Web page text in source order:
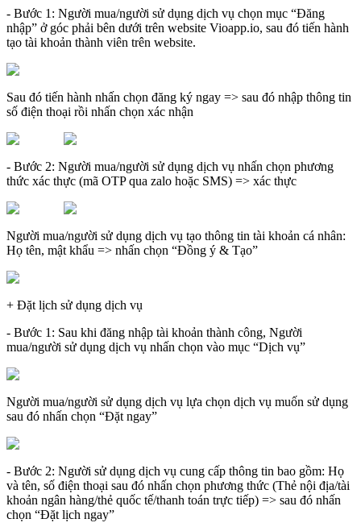
- Bước 1: Người mua/người sử dụng dịch vụ chọn mục “Đăng
nhập” ở góc phải bên dưới trên website Vioapp.io, sau đó tiến hành
tạo tài khoản thành viên trên website.
Sau đó tiến hành nhấn chọn đăng ký ngay => sau đó nhập thông tin
số điện thoại rồi nhấn chọn xác nhận
- Bước 2: Người mua/người sử dụng dịch vụ nhấn chọn phương
thức xác thực (mã OTP qua zalo hoặc SMS) => xác thực
Người mua/người sử dụng dịch vụ tạo thông tin tài khoản cá nhân:
Họ tên, mật khẩu => nhấn chọn “Đồng ý & Tạo”
+ Đặt lịch sử dụng dịch vụ
- Bước 1: Sau khi đăng nhập tài khoản thành công, Người
mua/người sử dụng dịch vụ nhấn chọn vào mục “Dịch vụ”
Người mua/người sử dụng dịch vụ lựa chọn dịch vụ muốn sử dụng
sau đó nhấn chọn “Đặt ngay”
- Bước 2: Người sử dụng dịch vụ cung cấp thông tin bao gồm: Họ
và tên, số điện thoại sau đó nhấn chọn phương thức (Thẻ nội địa/tài
khoản ngân hàng/thẻ quốc tế/thanh toán trực tiếp) => sau đó nhấn
chọn “Đặt lịch ngay”